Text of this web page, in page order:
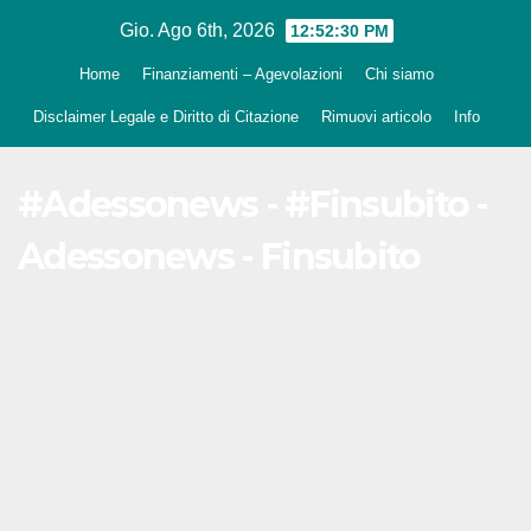
Gio. Ago 6th, 2026 12:52:31 PM
Home Finanziamenti – Agevolazioni Chi siamo
Disclaimer Legale e Diritto di Citazione Rimuovi articolo Info